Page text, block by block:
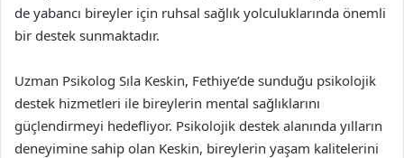
de yabancı bireyler için ruhsal sağlık yolculuklarında önemli
bir destek sunmaktadır.
Uzman Psikolog Sıla Keskin, Fethiye’de sunduğu psikolojik
destek hizmetleri ile bireylerin mental sağlıklarını
güçlendirmeyi hedefliyor. Psikolojik destek alanında yılların
deneyimine sahip olan Keskin, bireylerin yaşam kalitelerini